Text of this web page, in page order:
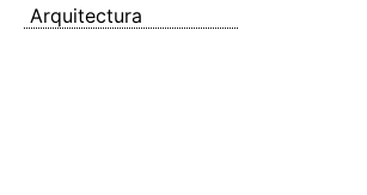
Arquitectura